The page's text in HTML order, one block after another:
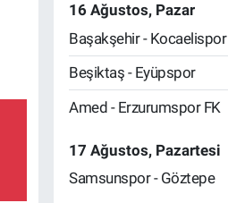
16 Ağustos, Pazar
Başakşehir - Kocaelispor
Beşiktaş - Eyüpspor
Amed - Erzurumspor FK
17 Ağustos, Pazartesi
Samsunspor - Göztepe